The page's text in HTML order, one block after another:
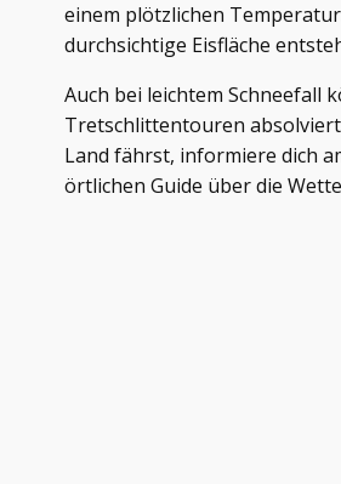
einem plötzlichen
durchsichtige Eisfläche
Auch bei leichtem Schneefall
Tretschlittentouren
Land fährst, informiere dich
örtlichen Guide über die